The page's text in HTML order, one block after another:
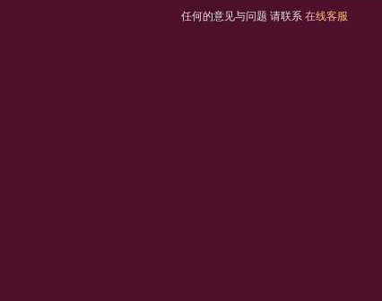
任何的意见与问题 请联系 在线客服